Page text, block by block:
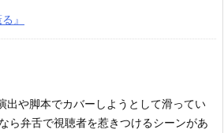
』
出や脚本でカバーしようとして滑ってい
ら弁舌で視聴者を惹きつけるシーンがあ